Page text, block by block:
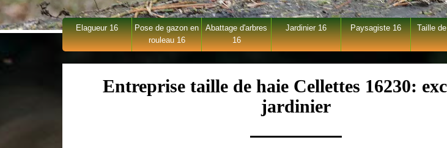
Elagueur 16
Pose de gazon en
rouleau 16
Abattage d'arbres
16
Jardinier 16 Paysagiste 16 Taille
Entreprise taille de haie Cellettes 16230:
jardinier